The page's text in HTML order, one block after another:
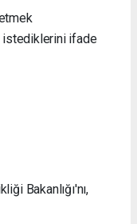
istediklerini ifade
Bakanlığı'nı,